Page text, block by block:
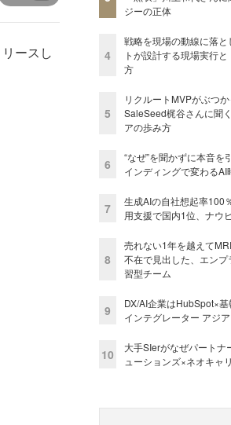
ースし
ジーの正体
4
戦略を現場の動線に落
トが設計する現場実行
方
5
リクルートMVPがぶつか
SaleSeed梶谷さんに聞
アの歩み方
6
“なぜ”を聞かずに本音
インディングで変わるAI
7
生成AIの自社想起率
用支援で国内1位、ナウ
8
売れない1年を越えて
不在で見出した、エン
習型チーム
9
DX/AI企業はHubSpot×
インテグレーター アジ
10
大手SIerがなぜパートナ
ューションズ×ネオキャ